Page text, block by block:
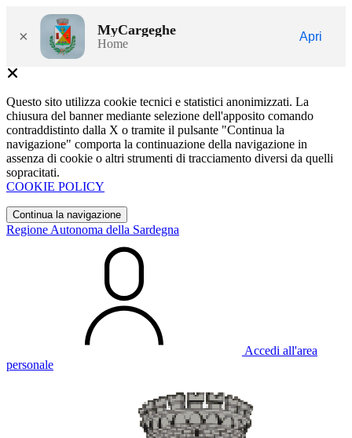
× MyCargeghe
Home
Apri
Questo sito utilizza cookie tecnici e statistici anonimizzati. La
chiusura del banner mediante selezione dell'apposito comando
contraddistinto dalla X o tramite il pulsante "Continua la
navigazione" comporta la continuazione della navigazione in
assenza di cookie o altri strumenti di tracciamento diversi da quelli
sopracitati.
COOKIE POLICY
Continua la navigazione
Regione Autonoma della Sardegna
Accedi all'area
personale